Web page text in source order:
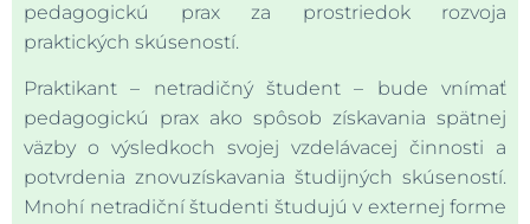
pedagogickú prax za prostriedok rozvoja
praktických skúseností.
Praktikant – netradičný študent – bude vnímať
pedagogickú prax ako spôsob získavania spätnej
väzby o výsledkoch svojej vzdelávacej činnosti a
potvrdenia znovuzískavania študijných skúseností.
Mnohí netradiční študenti študujú v externej forme